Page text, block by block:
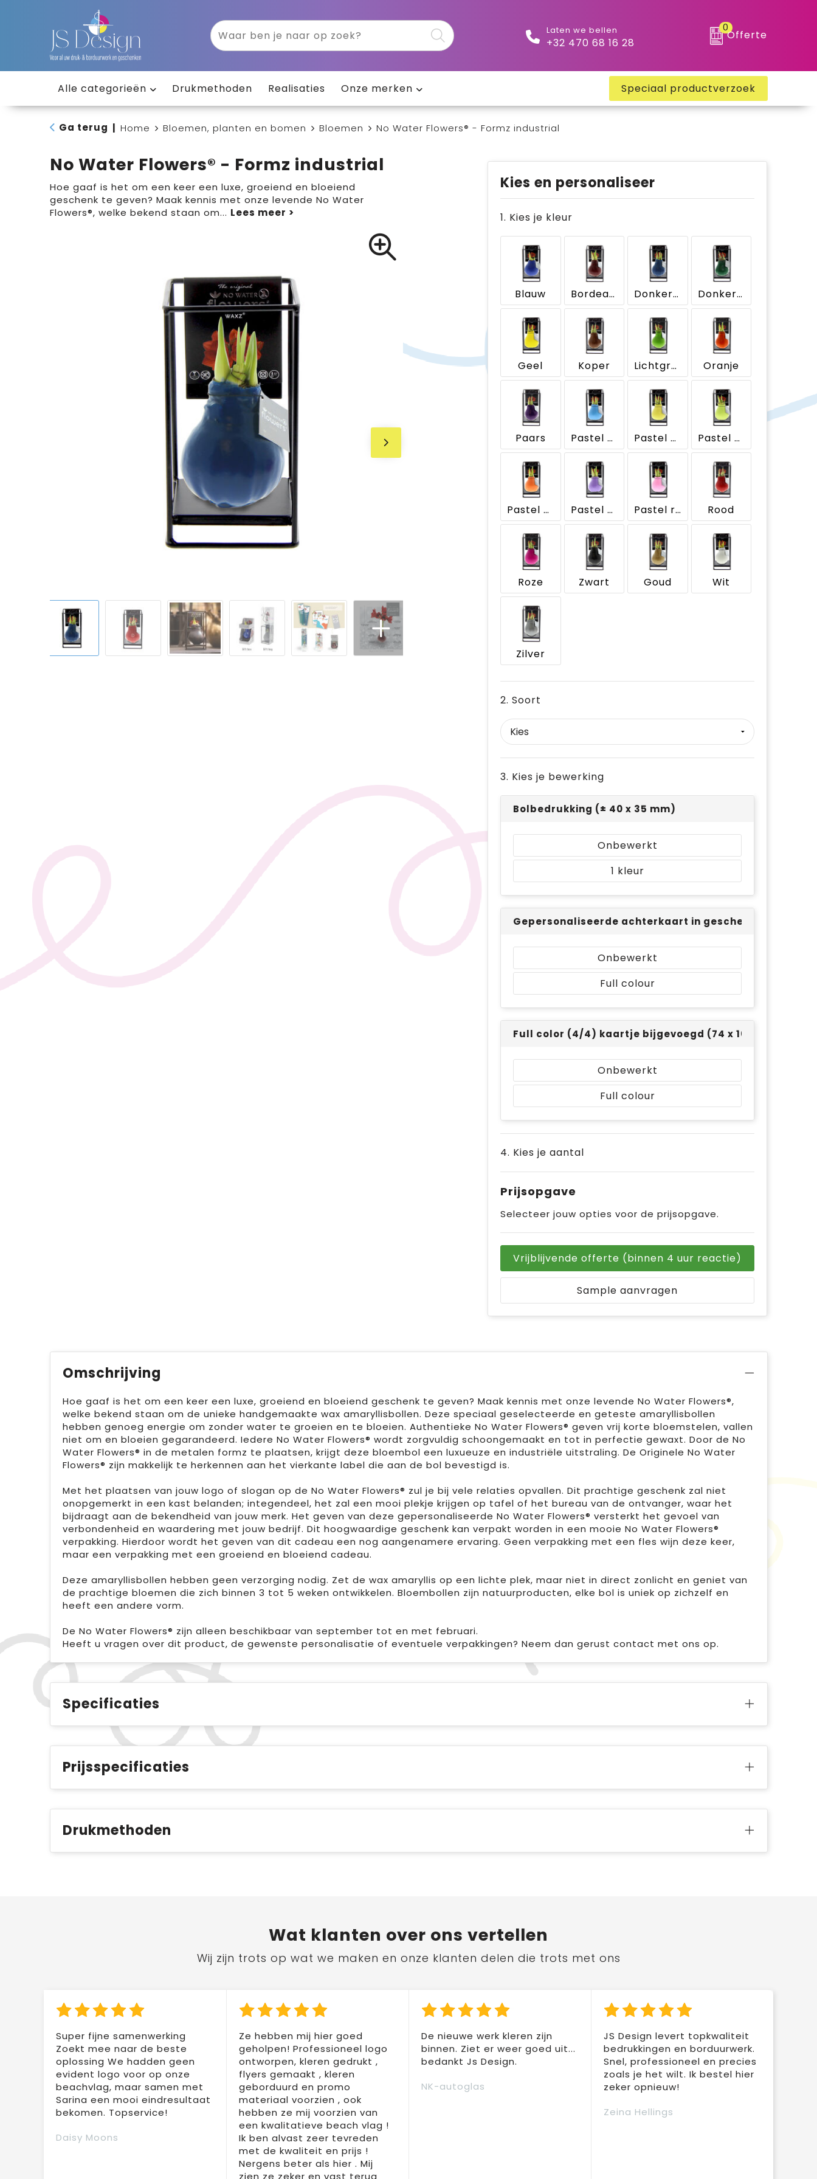
Laten we bellen
+32 470 68 16 28
0
Offerte
Alle categorieën Drukmethoden Realisaties Onze merken Speciaal productverzoek
Ga terug Home Bloemen, planten en bomen Bloemen No Water Flowers® - Formz industrial
No Water Flowers® - Formz industrial
Hoe gaaf is het om een keer een luxe, groeiend en bloeiend
geschenk te geven? Maak kennis met onze levende No Water
Flowers®, welke bekend staan om...
Kies en personaliseer
1. Kies je kleur
Blauw Bordeaux Donkerblauw Donkergroen
Geel Koper Lichtgroen Oranje
Paars Pastel blauw Pastel geel Pastel groen
Pastel oranje Pastel paars Pastel roze Rood
Roze Zwart Goud Wit
Zilver
2. Soort
3. Kies je bewerking
Bolbedrukking (± 40 x 35 mm)
Onbewerkt
1
Gepersonaliseerde achterkaart in
Onbewerkt
Full colour
Full color (4/4) kaartje bijgevoegd (74 x 105)
Onbewerkt
Full colour
4. Kies je aantal
Prijsopgave
Selecteer jouw opties voor de prijsopgave.
Vrijblijvende offerte (binnen 4 uur reactie)
Sample aanvragen
Omschrijving
Hoe gaaf is het om een keer een luxe, groeiend en bloeiend geschenk te geven? Maak kennis met onze levende No Water Flowers®,
welke bekend staan om de unieke handgemaakte wax amaryllisbollen. Deze speciaal geselecteerde en geteste amaryllisbollen
hebben genoeg energie om zonder water te groeien en te bloeien. Authentieke No Water Flowers® geven vrij korte bloemstelen, vallen
niet om en bloeien gegarandeerd. Iedere No Water Flowers® wordt zorgvuldig schoongemaakt en tot in perfectie gewaxt. Door de No
Water Flowers® in de metalen formz te plaatsen, krijgt deze bloembol een luxueuze en industriële uitstraling. De Originele No Water
Flowers® zijn makkelijk te herkennen aan het vierkante label die aan de bol bevestigd is.
Met het plaatsen van jouw logo of slogan op de No Water Flowers® zul je bij vele relaties opvallen. Dit prachtige geschenk zal niet
onopgemerkt in een kast belanden; integendeel, het zal een mooi plekje krijgen op tafel of het bureau van de ontvanger, waar het
bijdraagt aan de bekendheid van jouw merk. Het geven van deze gepersonaliseerde No Water Flowers® versterkt het gevoel van
verbondenheid en waardering met jouw bedrijf. Dit hoogwaardige geschenk kan verpakt worden in een mooie No Water Flowers®
verpakking. Hierdoor wordt het geven van dit cadeau een nog aangenamere ervaring. Geen verpakking met een fles wijn deze keer,
maar een verpakking met een groeiend en bloeiend cadeau.
Deze amaryllisbollen hebben geen verzorging nodig. Zet de wax amaryllis op een lichte plek, maar niet in direct zonlicht en geniet van
de prachtige bloemen die zich binnen 3 tot 5 weken ontwikkelen. Bloembollen zijn natuurproducten, elke bol is uniek op zichzelf en
heeft een andere vorm.
De No Water Flowers® zijn alleen beschikbaar van september tot en met februari.
Heeft u vragen over dit product, de gewenste personalisatie of eventuele verpakkingen? Neem dan gerust contact met ons op.
Specificaties
Prijsspecificaties
Drukmethoden
Wat klanten over ons vertellen
Wij zijn trots op wat we maken en onze klanten delen die trots met ons
Super fijne samenwerking
Zoekt mee naar de beste
oplossing We hadden geen
evident logo voor op onze
beachvlag, maar samen met
Sarina een mooi eindresultaat
bekomen. Topservice!
Daisy Moons
Ze hebben mij hier goed
geholpen! Professioneel logo
ontworpen, kleren gedrukt ,
flyers gemaakt , kleren
geborduurd en promo
materiaal voorzien , ook
hebben ze mij voorzien van
een kwalitatieve beach vlag !
Ik ben alvast zeer tevreden
met de kwaliteit en prijs !
Nergens beter als hier . Mij
zien ze zeker en vast terug
De nieuwe werk kleren zijn
binnen. Ziet er weer goed uit...
bedankt Js Design.
NK-autoglas
JS Design levert topkwaliteit
bedrukkingen en borduurwerk.
Snel, professioneel en precies
zoals je het wilt. Ik bestel hier
zeker opnieuw!
Zeina Hellings